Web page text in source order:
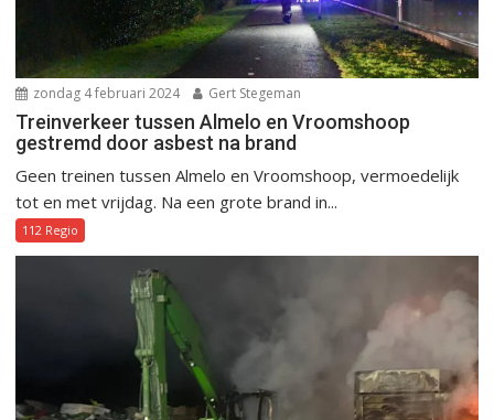
zondag 4 februari 2024 Gert Stegeman
Treinverkeer tussen Almelo en Vroomshoop
gestremd door asbest na brand
Geen treinen tussen Almelo en Vroomshoop, vermoedelijk
tot en met vrijdag. Na een grote brand in...
112 Regio